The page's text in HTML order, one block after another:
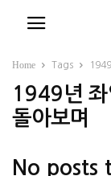
Home Tags
1949년 좌
돌아보며
No posts